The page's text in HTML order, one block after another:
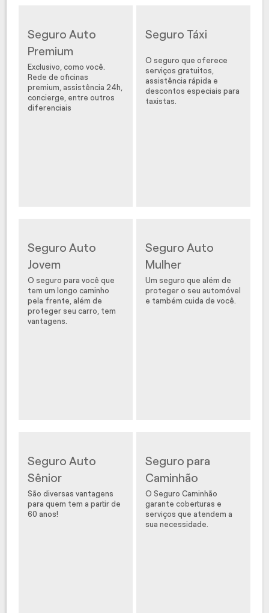
Seguro Auto
Premium
Exclusivo, como você.
Rede de oficinas
premium, assistência 24h,
concierge, entre outros
diferenciais
Seguro Táxi
O seguro que oferece
serviços gratuitos,
assistência rápida e
descontos especiais para
taxistas.
Seguro Auto
Jovem
O seguro para você que
tem um longo caminho
pela frente, além de
proteger seu carro, tem
vantagens.
Seguro Auto
Mulher
Um seguro que além de
proteger o seu automóvel
e também cuida de você.
Seguro Auto
Sênior
São diversas vantagens
para quem tem a partir de
60 anos!
Seguro para
Caminhão
O Seguro Caminhão
garante coberturas e
serviços que atendem a
sua necessidade.